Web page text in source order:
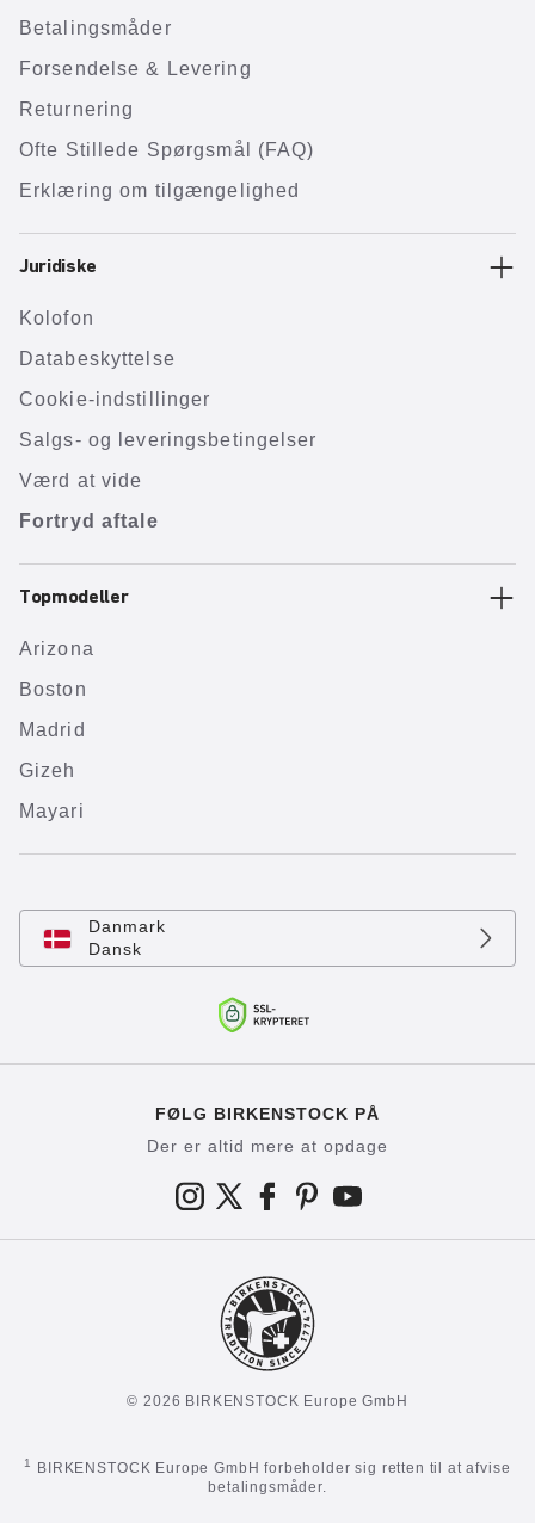
Betalingsmåder
Forsendelse & Levering
Returnering
Ofte Stillede Spørgsmål (FAQ)
Erklæring om tilgængelighed
Juridiske
Kolofon
Databeskyttelse
Cookie-indstillinger
Salgs- og leveringsbetingelser
Værd at vide
Fortryd aftale
Topmodeller
Arizona
Boston
Madrid
Gizeh
Mayari
Danmark
Dansk
FØLG BIRKENSTOCK PÅ
Der er altid mere at opdage
© 2026 BIRKENSTOCK Europe GmbH
1
BIRKENSTOCK Europe GmbH forbeholder sig retten til at afvise
betalingsmåder.